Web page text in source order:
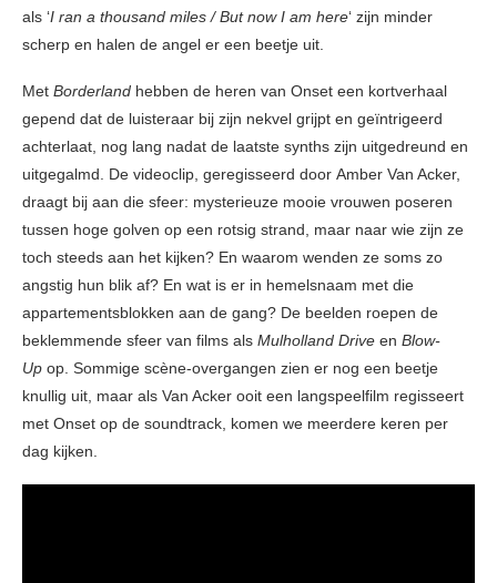
als ‘I ran a thousand miles / But now I am here‘ zijn minder
scherp en halen de angel er een beetje uit.
Met Borderland hebben de heren van Onset een kortverhaal
gepend dat de luisteraar bij zijn nekvel grijpt en geïntrigeerd
achterlaat, nog lang nadat de laatste synths zijn uitgedreund en
uitgegalmd. De videoclip, geregisseerd door Amber Van Acker,
draagt bij aan die sfeer: mysterieuze mooie vrouwen poseren
tussen hoge golven op een rotsig strand, maar naar wie zijn ze
toch steeds aan het kijken? En waarom wenden ze soms zo
angstig hun blik af? En wat is er in hemelsnaam met die
appartementsblokken aan de gang? De beelden roepen de
beklemmende sfeer van films als Mulholland Drive en Blow-
Up op. Sommige scène-overgangen zien er nog een beetje
knullig uit, maar als Van Acker ooit een langspeelfilm regisseert
met Onset op de soundtrack, komen we meerdere keren per
dag kijken.